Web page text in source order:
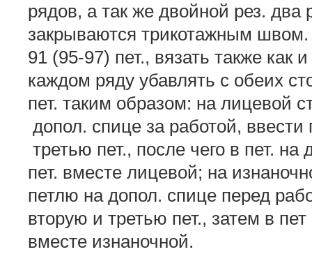
рядов, а так же двойной рез. два
закрываются трикотажным швом.
91 (95-97) пет., вязать также как
каждом ряду убавлять с обеих
пет. таким образом: на лицевой
допол. спице за работой,
третью пет., после чего в пет.
пет. вместе лицевой; на
петлю на допол. спице перед
вторую и третью пет., затем в
вместе изнаночной.